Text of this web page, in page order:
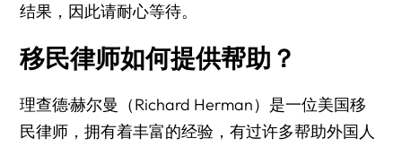
结果，因此请耐心等待。
移民律师如何提供帮助？
理查德·赫尔曼（Richard Herman）是一位美国移
民律师，拥有着丰富的经验，有过许多帮助外国人